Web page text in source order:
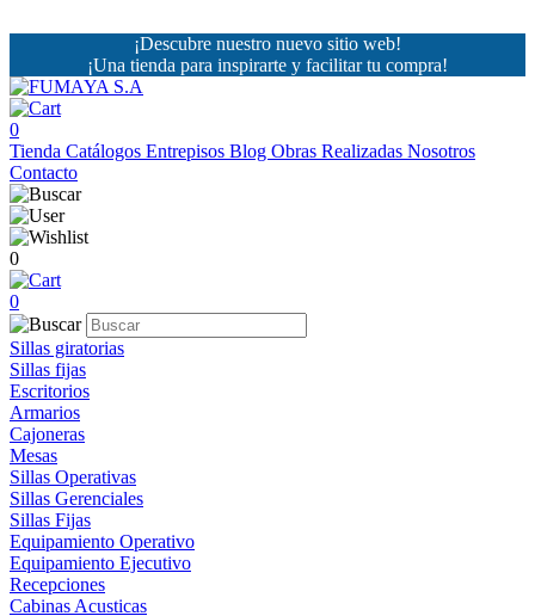
¡Descubre nuestro nuevo sitio web!
¡Una tienda para inspirarte y facilitar tu compra!
0
Tienda Catálogos Entrepisos Blog Obras Realizadas Nosotros
Contacto
0
0
Sillas giratorias
Sillas fijas
Escritorios
Armarios
Cajoneras
Mesas
Sillas Operativas
Sillas Gerenciales
Sillas Fijas
Equipamiento Operativo
Equipamiento Ejecutivo
Recepciones
Cabinas Acusticas